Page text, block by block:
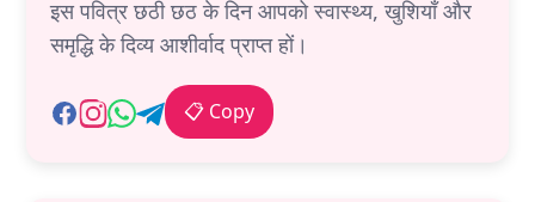
इस पवित्र छठी छठ के दिन आपको स्वास्थ्य, खुशियाँ और
समृद्धि के दिव्य आशीर्वाद प्राप्त हों।
📋 Copy